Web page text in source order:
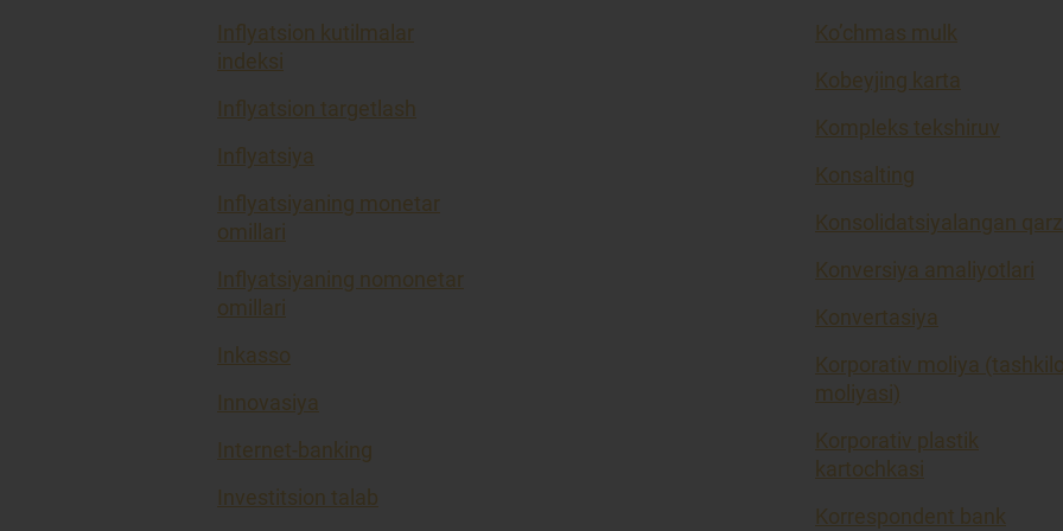
Inflyatsion kutilmalar
indeksi
Inflyatsion targetlash
Inflyatsiya
Inflyatsiyaning monetar
omillari
Inflyatsiyaning nomonetar
omillari
Inkasso
Innovasiya
Internet-banking
Investitsion talab
Ko’chmas mulk
Kobeyjing karta
Kompleks tekshiruv
Konsalting
Konsolidatsiyalangan qarz
Konversiya amaliyotlari
Konvertasiya
Korporativ moliya
moliyasi)
Korporativ plastik
kartochkasi
Korrespondent bank